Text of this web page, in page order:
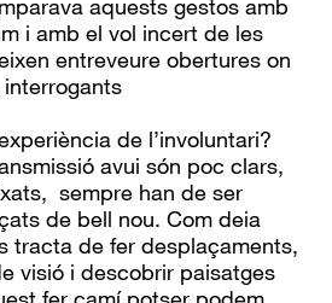
aquests gestos amb
i amb el vol incert de les
entreveure obertures on
de l’involuntari?
avui són poc clars,
sempre han de ser
de bell nou. Com deia
tracta de fer desplaçaments,
visió i descobrir paisatges